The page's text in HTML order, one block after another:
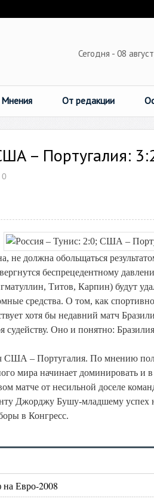
Сегодня - 08
Мнения От редакции
– Португалия:
0
должна обольщаться
беспрецедентному
Титов, Карпин) будут
средства. О том, как
хотя бы недавний матч
судейству. Оно и понятно:
США – Португалия. По мнению
мира начинает доминировать и
матче от несильной доселе
Джорджу Бушу-младшему успех
в Конгресс.
Евро-2008